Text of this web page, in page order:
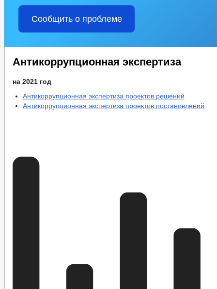
Сообщить о проблеме
Антикоррупционная экспертиза
на 2021 год
Антикоррупционная экспертиза проектов решений
Антикоррупционная экспертиза проектов постановлений